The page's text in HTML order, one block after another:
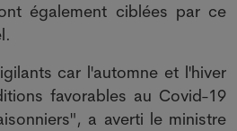
également ciblées par ce
car l'automne et l'hiver
favorables au Covid-19
a averti le ministre